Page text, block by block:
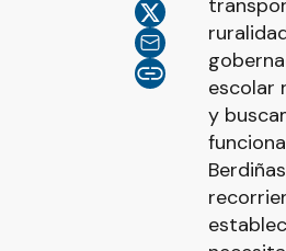
escolar
y